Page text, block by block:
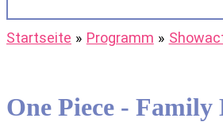
Startseite Programm
One Piece - Family